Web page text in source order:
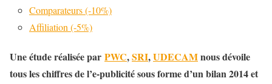
Comparateurs (-10%)
Affiliation (-5%)
Une étude réalisée par PWC,SRI,UDECAMnous dévoile
tous les chiffres de l’e-publicité sous forme d’un bilan 2014 et